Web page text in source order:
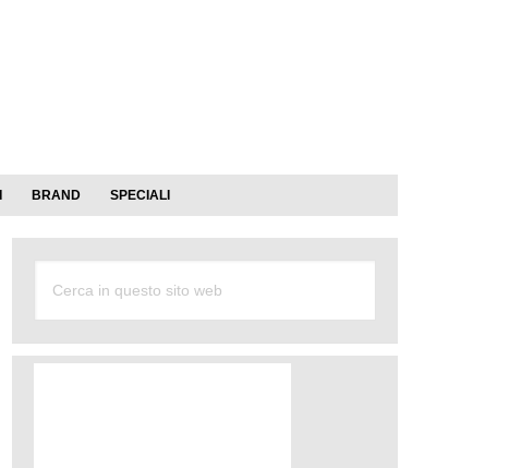
BRAND SPECIALI